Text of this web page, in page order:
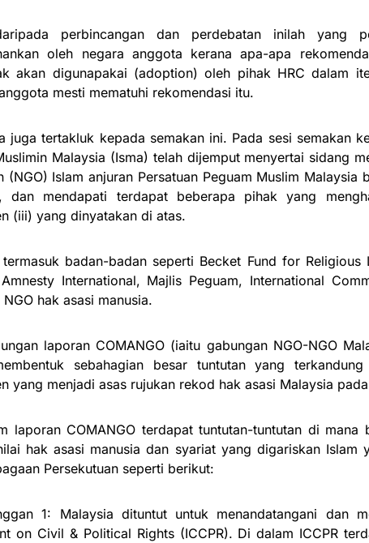
perbincangan dan perdebatan inilah yang
oleh negara anggota kerana apa-apa
akan digunapakai (adoption) oleh pihak HRC dalam
mesti mematuhi rekomendasi itu.
juga tertakluk kepada semakan ini. Pada sesi semakan
Malaysia (Isma) telah dijemput menyertai sidang
(NGO) Islam anjuran Persatuan Peguam Muslim Malaysia
dan mendapati terdapat beberapa pihak yang
(iii) yang dinyatakan di atas.
termasuk badan-badan seperti Becket Fund for Religious
International, Majlis Peguam, International
hak asasi manusia.
laporan COMANGO (iaitu gabungan NGO-NGO
sebahagian besar tuntutan yang
yang menjadi asas rujukan rekod hak asasi Malaysia
laporan COMANGO terdapat tuntutan-tuntutan di mana
hak asasi manusia dan syariat yang digariskan Islam
Persekutuan seperti berikut:
1: Malaysia dituntut untuk menandatangani dan
on Civil & Political Rights (ICCPR). Di dalam ICCPR